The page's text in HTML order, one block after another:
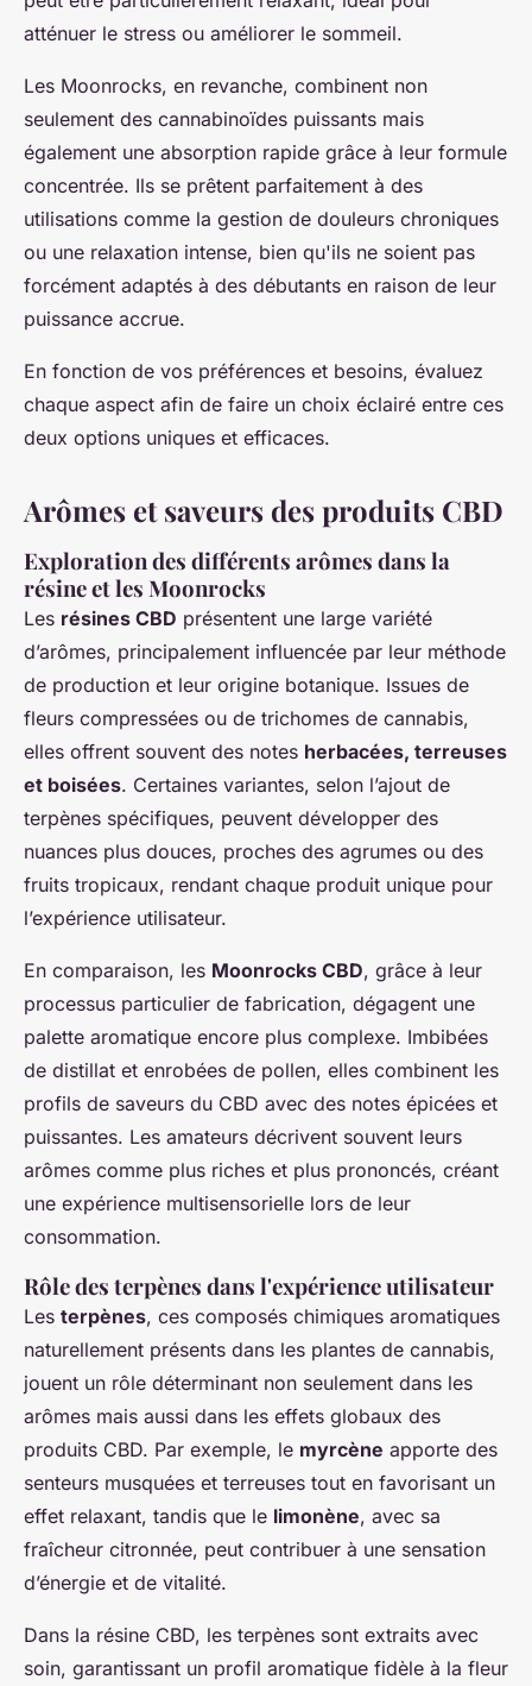
atténuer le stress ou améliorer le sommeil.
Les Moonrocks, en revanche, combinent non
seulement des cannabinoïdes puissants mais
également une absorption rapide grâce à leur formule
concentrée. Ils se prêtent parfaitement à des
utilisations comme la gestion de douleurs chroniques
ou une relaxation intense, bien qu'ils ne soient pas
forcément adaptés à des débutants en raison de leur
puissance accrue.
En fonction de vos préférences et besoins, évaluez
chaque aspect afin de faire un choix éclairé entre ces
deux options uniques et efficaces.
Arômes et saveurs des produits CBD
Exploration des différents arômes dans la
résine et les Moonrocks
Les résines CBD présentent une large variété
d’arômes, principalement influencée par leur méthode
de production et leur origine botanique. Issues de
fleurs compressées ou de trichomes de cannabis,
elles offrent souvent des notes herbacées, terreuses
et boisées. Certaines variantes, selon l’ajout de
terpènes spécifiques, peuvent développer des
nuances plus douces, proches des agrumes ou des
fruits tropicaux, rendant chaque produit unique pour
l’expérience utilisateur.
En comparaison, les Moonrocks CBD, grâce à leur
processus particulier de fabrication, dégagent une
palette aromatique encore plus complexe. Imbibées
de distillat et enrobées de pollen, elles combinent les
profils de saveurs du CBD avec des notes épicées et
puissantes. Les amateurs décrivent souvent leurs
arômes comme plus riches et plus prononcés, créant
une expérience multisensorielle lors de leur
consommation.
Rôle des terpènes dans l'expérience utilisateur
Les terpènes, ces composés chimiques aromatiques
naturellement présents dans les plantes de cannabis,
jouent un rôle déterminant non seulement dans les
arômes mais aussi dans les effets globaux des
produits CBD. Par exemple, le myrcène apporte des
senteurs musquées et terreuses tout en favorisant un
effet relaxant, tandis que le limonène, avec sa
fraîcheur citronnée, peut contribuer à une sensation
d’énergie et de vitalité.
Dans la résine CBD, les terpènes sont extraits avec
soin, garantissant un profil aromatique fidèle à la fleur